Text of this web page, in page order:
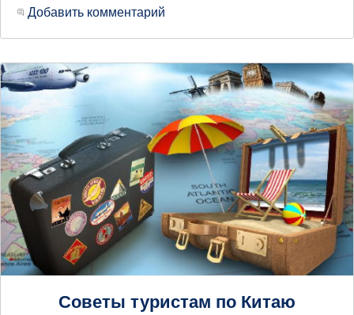
Добавить комментарий
Советы туристам по Китаю